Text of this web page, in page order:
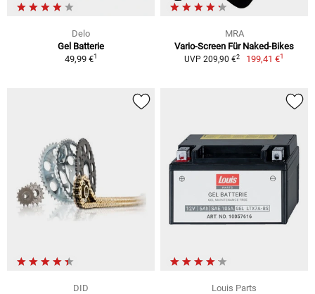
Delo
Gel Batterie
49,99 €1
MRA
Vario-Screen Für Naked-Bikes
UVP 209,90 €2 199,41 €1
DID
Louis Parts